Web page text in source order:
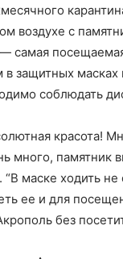
воздухе с
самая
защитных масках
соблюдать
красота!
много, памятник
“В маске ходить
ее и для
без